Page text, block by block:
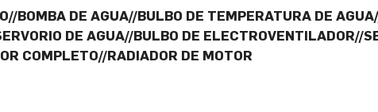
BOMBA DE AGUA//BULBO DE TEMPERATURA DE
DE AGUA//BULBO DE ELECTROVENTILADOR//
COMPLETO//RADIADOR DE MOTOR